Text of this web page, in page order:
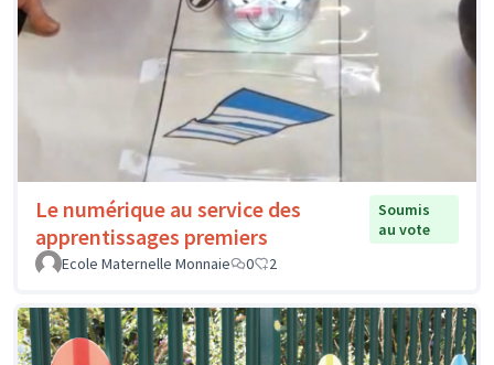
Le numérique au service des
apprentissages premiers
Soumis
au vote
Ecole Maternelle Monnaie
0 2